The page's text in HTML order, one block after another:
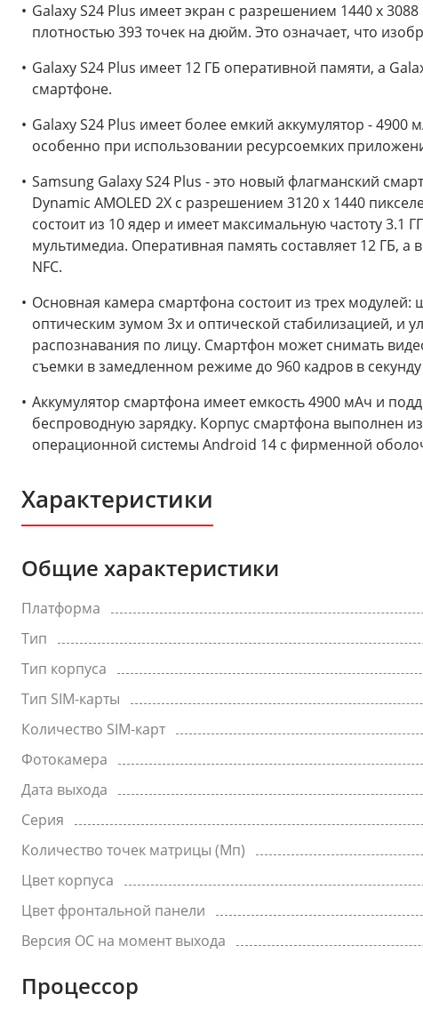
Galaxy S24 Plus имеет экран с разрешением 1440 x
плотностью 393 точек на дюйм. Это означает, что
Galaxy S24 Plus имеет 12 ГБ оперативной памяти, а
смартфоне.
Galaxy S24 Plus имеет более емкий аккумулятор -
особенно при использовании ресурсоемких
Samsung Galaxy S24 Plus - это новый флагманский
Dynamic AMOLED 2X с разрешением 3120 x 1440
состоит из 10 ядер и имеет максимальную частоту 3.1
мультимедиа. Оперативная память составляет 12 ГБ,
NFC.
Основная камера смартфона состоит из трех
оптическим зумом 3x и оптической стабилизацией,
распознавания по лицу. Смартфон может снимать
съемки в замедленном режиме до 960 кадров в
Аккумулятор смартфона имеет емкость 4900 мАч и
беспроводную зарядку. Корпус смартфона выполнен
операционной системы Android 14 с фирменной
Характеристики
Общие характеристики
Платформа
Тип
Тип корпуса
Тип SIM-карты
Количество SIM-карт
Фотокамера
Дата выхода
Серия
Количество точек матрицы (Мп)
Цвет корпуса
Цвет фронтальной панели
Версия ОС на момент выхода
Процессор